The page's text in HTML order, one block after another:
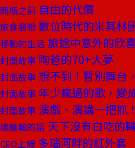
開瓶之前 自由的代價
旅食隨想 數位時代的米其林
移動的生活 旅途中意外的欣
封面故事 陶爸的70+大夢
封面故事 想不到！暫別舞台
封面故事 年少瘋過的歌，變
封面故事 演戲、演講一把抓
總編輯的話 天下沒有白吃的
CEO上線 多瑙河畔的紅外套